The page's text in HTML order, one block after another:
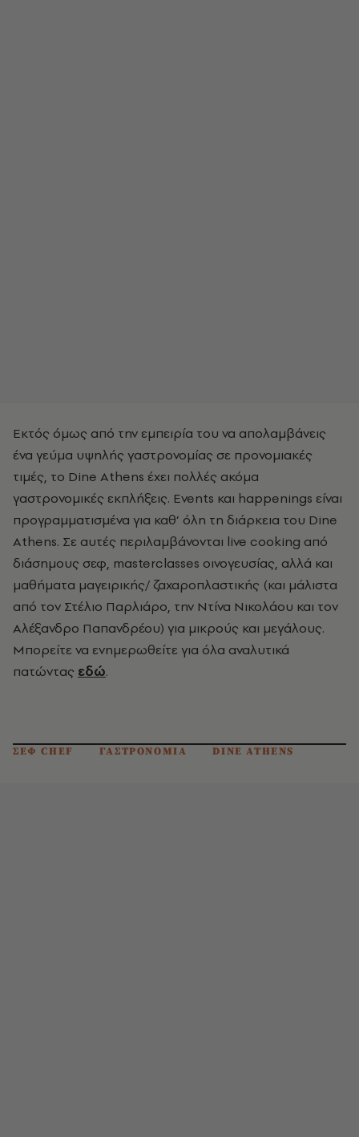
Εκτός όμως από την εμπειρία του να απολαμβάνεις
ένα γεύμα υψηλής γαστρονομίας σε προνομιακές
τιμές, το Dine Athens έχει πολλές ακόμα
γαστρονομικές εκπλήξεις. Events και happenings είναι
προγραμματισμένα για καθ’ όλη τη διάρκεια του Dine
Athens. Σε αυτές περιλαμβάνονται live cooking από
διάσημους σεφ, masterclasses οινογευσίας, αλλά και
μαθήματα μαγειρικής/ ζαχαροπλαστικής (και μάλιστα
από τον Στέλιο Παρλιάρο, την Ντίνα Νικολάου και τον
Αλέξανδρο Παπανδρέου) για μικρούς και μεγάλους.
Μπορείτε να ενημερωθείτε για όλα αναλυτικά
πατώντας εδώ.
ΣΕΦ CHEF ΓΑΣΤΡΟΝΟΜΙΑ DINE ATHENS